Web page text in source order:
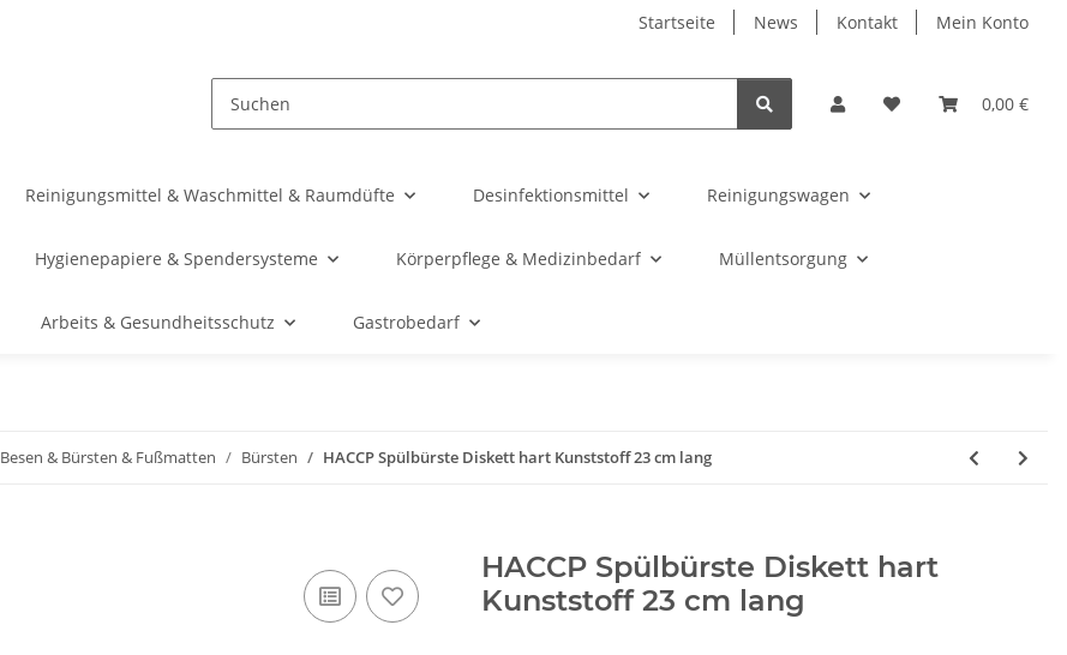
Startseite News Kontakt Mein Konto
0,00 €
Reinigungsmittel & Waschmittel & Raumdüfte Desinfektionsmittel Reinigungswagen
Hygienepapiere & Spendersysteme Körperpflege & Medizinbedarf Müllentsorgung
Arbeits & Gesundheitsschutz Gastrobedarf
Besen & Bürsten & Fußmatten Bürsten HACCP Spülbürste Diskett hart Kunststoff 23 cm lang
HACCP Spülbürste Diskett hart
Kunststoff 23 cm lang